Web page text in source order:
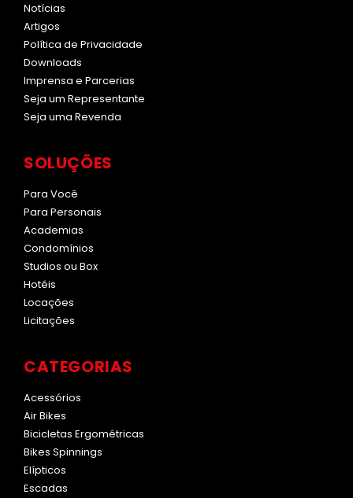
Notícias
Artigos
Política de Privacidade
Downloads
Imprensa e Parcerias
Seja um Representante
Seja uma Revenda
SOLUÇÕES
Para Você
Para Personais
Academias
Condomínios
Studios ou Box
Hotéis
Locações
Licitações
CATEGORIAS
Acessórios
Air Bikes
Bicicletas Ergométricas
Bikes Spinnings
Elípticos
Escadas